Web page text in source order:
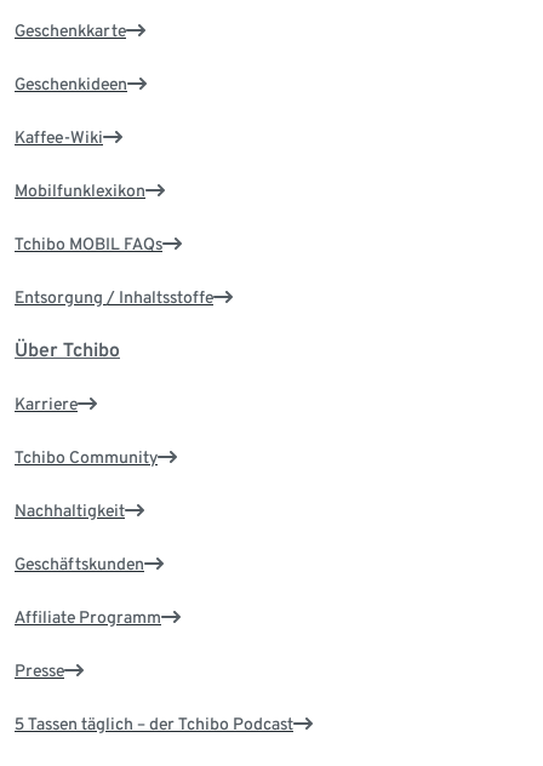
Geschenkkarte
Geschenkideen
Kaffee-Wiki
Mobilfunklexikon
Tchibo MOBIL FAQs
Entsorgung / Inhaltsstoffe
Über Tchibo
Karriere
Tchibo Community
Nachhaltigkeit
Geschäftskunden
Affiliate Programm
Presse
5 Tassen täglich – der Tchibo Podcast